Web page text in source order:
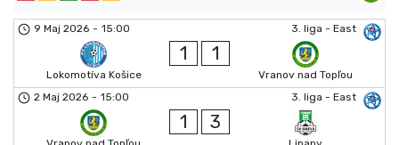
3. liga - East
9 Maj 2026 - 15:00
Lokomotíva Košice
1 1
Vranov nad Topľou
3. liga - East
2 Maj 2026 - 15:00
1 3